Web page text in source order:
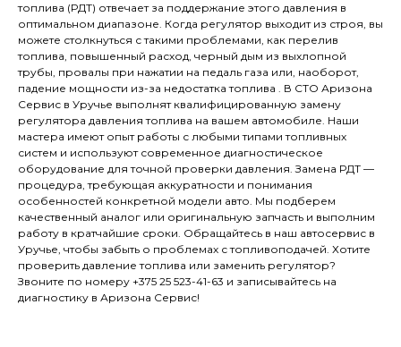
топлива (РДТ) отвечает за поддержание этого давления в
оптимальном диапазоне. Когда регулятор выходит из строя, вы
можете столкнуться с такими проблемами, как перелив
топлива, повышенный расход, черный дым из выхлопной
трубы, провалы при нажатии на педаль газа или, наоборот,
падение мощности из-за недостатка топлива . В СТО Аризона
Сервис в Уручье выполнят квалифицированную замену
регулятора давления топлива на вашем автомобиле. Наши
мастера имеют опыт работы с любыми типами топливных
систем и используют современное диагностическое
оборудование для точной проверки давления. Замена РДТ —
процедура, требующая аккуратности и понимания
особенностей конкретной модели авто. Мы подберем
качественный аналог или оригинальную запчасть и выполним
работу в кратчайшие сроки. Обращайтесь в наш автосервис в
Уручье, чтобы забыть о проблемах с топливоподачей. Хотите
проверить давление топлива или заменить регулятор?
Звоните по номеру +375 25 523-41-63 и записывайтесь на
диагностику в Аризона Сервис!